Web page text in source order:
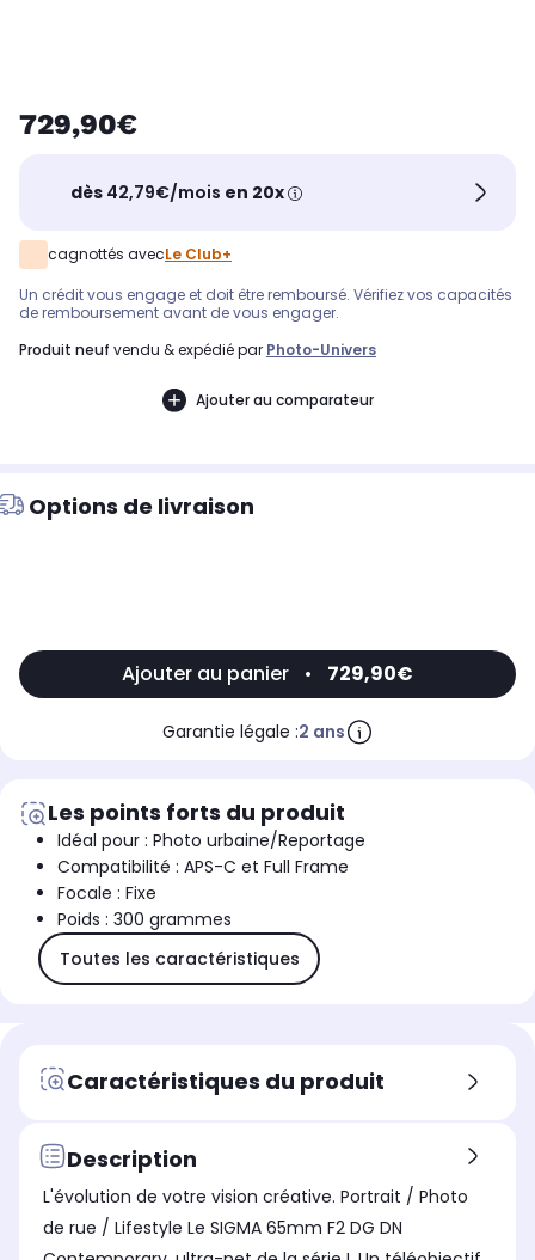
729,90€
dès 42,79€/mois en 20x
cagnottés avecLe Club+
Un crédit vous engage et doit être remboursé. Vérifiez vos capacités
de remboursement avant de vous engager.
produit neuf vendu & expédié par Photo-Univers
Ajouter au comparateur
Options de livraison
Ajouter au panier • 729,90€
Garantie légale :2 ans
Les points forts du produit
Idéal pour : Photo urbaine/Reportage
Compatibilité : APS-C et Full Frame
Focale : Fixe
Poids : 300 grammes
Toutes les caractéristiques
Caractéristiques du produit
Description
L'évolution de votre vision créative. Portrait / Photo
de rue / Lifestyle Le SIGMA 65mm F2 DG DN